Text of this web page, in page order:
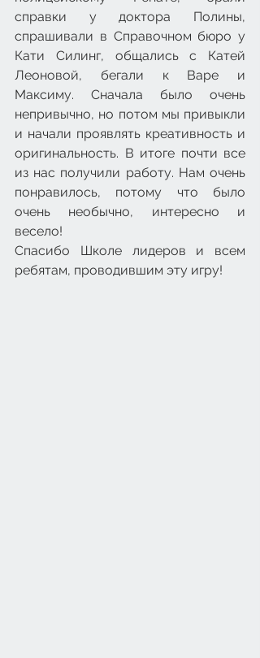
справки у доктора Полины,
спрашивали в Справочном бюро у
Кати Силинг, общались с Катей
Леоновой, бегали к Варе и
Максиму. Сначала было очень
непривычно, но потом мы привыкли
и начали проявлять креативность и
оригинальность. В итоге почти все
из нас получили работу. Нам очень
понравилось, потому что было
очень необычно, интересно и
весело!
Спасибо Школе лидеров и всем
ребятам, проводившим эту игру!